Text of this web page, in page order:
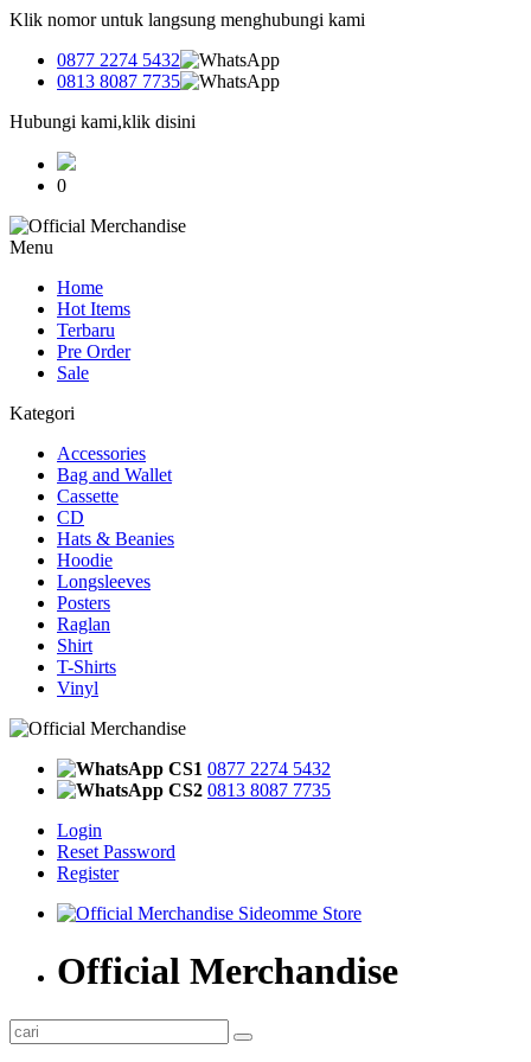
Klik nomor untuk langsung menghubungi kami
0877 2274 5432
0813 8087 7735
Hubungi kami,klik disini
0
Menu
Home
Hot Items
Terbaru
Pre Order
Sale
Kategori
Accessories
Bag and Wallet
Cassette
CD
Hats & Beanies
Hoodie
Longsleeves
Posters
Raglan
Shirt
T-Shirts
Vinyl
CS1 0877 2274 5432
CS2 0813 8087 7735
Login
Reset Password
Register
Official Merchandise